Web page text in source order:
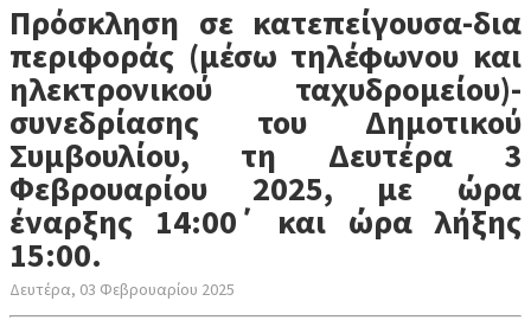
Πρόσκληση σε κατεπείγουσα-δια
περιφοράς (μέσω τηλέφωνου και
ηλεκτρονικού ταχυδρομείου)-
συνεδρίασης του Δημοτικού
Συμβουλίου, τη Δευτέρα 3
Φεβρουαρίου 2025, με ώρα
έναρξης 14:00΄ και ώρα λήξης
15:00.
Δευτέρα, 03 Φεβρουαρίου 2025